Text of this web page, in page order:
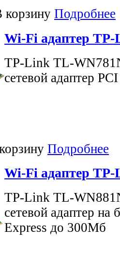
корзину Подробнее
Wi-Fi адаптер
TP-Link TL-
сетевой адаптер
Подробнее
Wi-Fi адаптер
TP-Link TL-
сетевой адаптер на
Express до 300Мб